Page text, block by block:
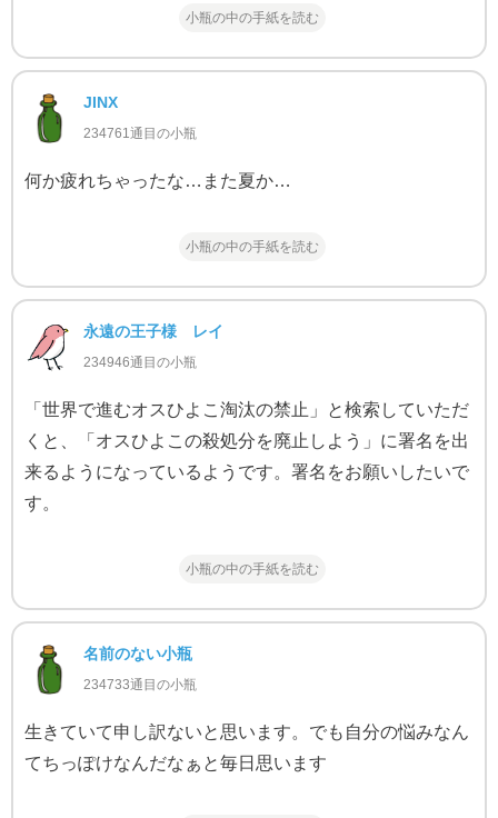
小瓶の中の手紙を読む
JINX
234761通目の小瓶
何か疲れちゃったな…また夏か…
小瓶の中の手紙を読む
永遠の王子様 レイ
234946通目の小瓶
「世界で進むオスひよこ淘汰の禁止」と検索していただ
くと、「オスひよこの殺処分を廃止しよう」に署名を出
来るようになっているようです。署名をお願いしたいで
す。
小瓶の中の手紙を読む
名前のない小瓶
234733通目の小瓶
生きていて申し訳ないと思います。でも自分の悩みなん
てちっぽけなんだなぁと毎日思います